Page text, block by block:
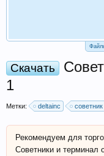
Скачать
1
Метки: deltainc советник
Рекомендуем для
Советники и терминал